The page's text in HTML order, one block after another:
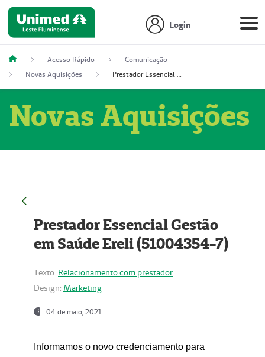
Login
Acesso Rápido
Comunicação
Novas Aquisições
Prestador Essencial Gestão em Saúde Ereli (51004354-7)
Novas Aquisições
Prestador Essencial Gestão
em Saúde Ereli (51004354-7)
Texto: Relacionamento com prestador
Design: Marketing
04 de maio, 2021
Informamos o novo credenciamento para